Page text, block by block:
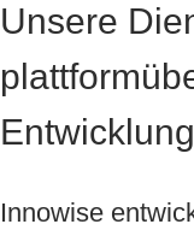
Unsere
Entwicklung
Innowise